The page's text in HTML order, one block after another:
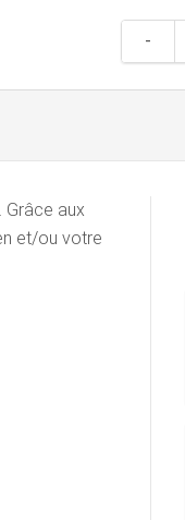
Grâce aux
et/ou votre